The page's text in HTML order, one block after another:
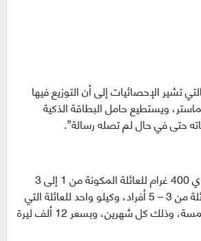
تشير الإحصائيات إلى أن التوزيع فيها
ويستطيع حامل البطاقة الذكية
حتى في حال لم تصله رسالة”.
وتبلغ مخصصات الشاي 400 غرام للعائلة المكونة من 1 إلى 3
أفراد، و600 غرام للعائلة من 3 – 5 أفراد، وكيلو واحد للعائلة التي
يفوق عدد أفرادها الخمسة، وذلك كل شهرين، وبسعر 12 ألف ليرة